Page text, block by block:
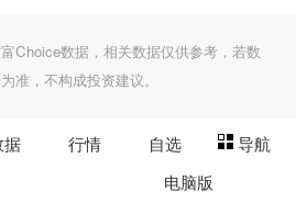
Choice数据，相关数据仅供参考，若数
准，不构成投资建议。
行情 自选
导航
电脑版